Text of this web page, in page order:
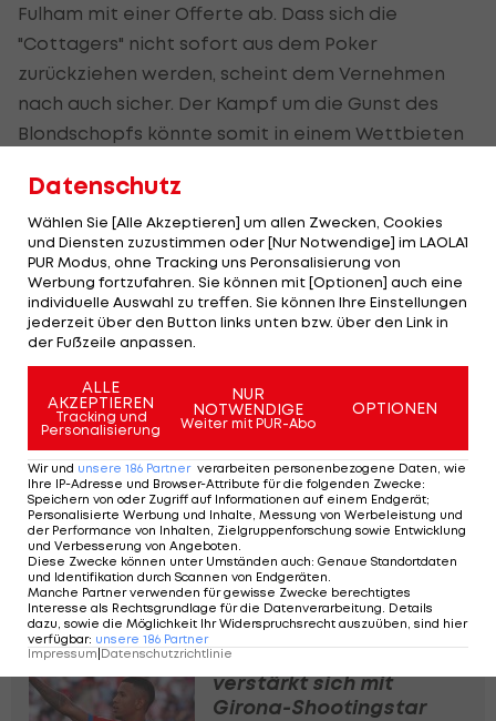
Fulham mit einer Offerte ab. Dass sich die
"Cottagers" nicht sofort aus dem Poker
zurückziehen werden, scheint dem Vernehmen
nach auch sicher. Der Kampf um die Gunst des
Blondschopfs könnte somit in einem Wettbieten
Interesse an Palace-Star Eberechi Eze zeigen. Ob
ein Tauschdeal infrage käme, steht bislang in den
Sternen.
Ex-Salzburger steht
kurz vor Wechsel zu
Eintracht Frankfurt
Premier League
Abwehrtalent schließt
sich Manchester
United an
Premier League
Fix! Manchester City
verstärkt sich mit
Girona-Shootingstar
Datenschutz
Wählen Sie [Alle Akzeptieren] um allen Zwecken, Cookies
und Diensten zuzustimmen oder [Nur Notwendige] im LAOLA1
PUR Modus, ohne Tracking uns Peronsalisierung von
Werbung fortzufahren. Sie können mit [Optionen] auch eine
individuelle Auswahl zu treffen. Sie können Ihre Einstellungen
jederzeit über den Button links unten bzw. über den Link in
der Fußzeile anpassen.
ALLE
AKZEPTIEREN
Tracking und
Personalisierung
NUR
NOTWENDIGE
Weiter mit PUR-Abo
OPTIONEN
Wir und unsere 186 Partner verarbeiten personenbezogene Daten, wie
Ihre IP-Adresse und Browser-Attribute für die folgenden Zwecke:
Speichern von oder Zugriff auf Informationen auf einem Endgerät;
Personalisierte Werbung und Inhalte, Messung von Werbeleistung und
der Performance von Inhalten, Zielgruppenforschung sowie Entwicklung
und Verbesserung von Angeboten
Diese Zwecke können unter Umständen auch: Genaue Standortdaten
und Identifikation durch Scannen von Endgeräten
Manche Partner verwenden für gewisse Zwecke berechtigtes
Interesse als Rechtsgrundlage für die Datenverarbeitung. Details
dazu, sowie die Möglichkeit Ihr Widerspruchsrecht auszuüben, sind hier
verfügbar: unsere 186 Partner
Impressum|Datenschutzrichtlinie